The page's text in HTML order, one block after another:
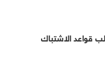
قواعد الاشتباك